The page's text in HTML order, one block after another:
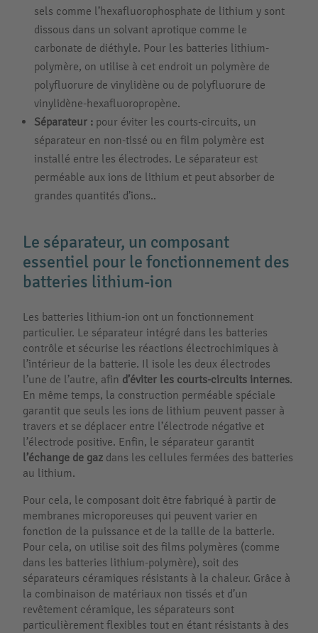
sels comme l’hexafluorophosphate de lithium y sont
dissous dans un solvant aprotique comme le
carbonate de diéthyle. Pour les batteries lithium-
polymère, on utilise à cet endroit un polymère de
polyfluorure de vinylidène ou de polyfluorure de
vinylidène-hexafluoropropène.
Séparateur : pour éviter les courts-circuits, un
séparateur en non-tissé ou en film polymère est
installé entre les électrodes. Le séparateur est
perméable aux ions de lithium et peut absorber de
grandes quantités d’ions..
Le séparateur, un composant
essentiel pour le fonctionnement des
batteries lithium-ion
Les batteries lithium-ion ont un fonctionnement
particulier. Le séparateur intégré dans les batteries
contrôle et sécurise les réactions électrochimiques à
l’intérieur de la batterie. Il isole les deux électrodes
l’une de l’autre, afin d’éviter les courts-circuits internes.
En même temps, la construction perméable spéciale
garantit que seuls les ions de lithium peuvent passer à
travers et se déplacer entre l’électrode négative et
l’électrode positive. Enfin, le séparateur garantit
l’échange de gaz dans les cellules fermées des batteries
au lithium.
Pour cela, le composant doit être fabriqué à partir de
membranes microporeuses qui peuvent varier en
fonction de la puissance et de la taille de la batterie.
Pour cela, on utilise soit des films polymères (comme
dans les batteries lithium-polymère), soit des
séparateurs céramiques résistants à la chaleur. Grâce à
la combinaison de matériaux non tissés et d’un
revêtement céramique, les séparateurs sont
particulièrement flexibles tout en étant résistants à des